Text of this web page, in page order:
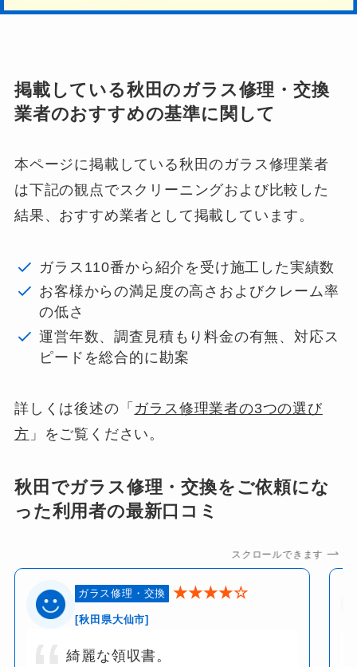
掲載している秋田のガラス修理・交換
業者のおすすめの基準に関して
本ページに掲載している秋田のガラス修理業者
は下記の観点でスクリーニングおよび比較した
結果、おすすめ業者として掲載しています。
ガラス110番から紹介を受け施工した実績数
お客様からの満足度の高さおよびクレーム率
の低さ
運営年数、調査見積もり料金の有無、対応ス
ピードを総合的に勘案
詳しくは後述の「 ガラス修理業者の3つの選び
方 」をご覧ください。
秋田でガラス修理・交換をご依頼にな
った利用者の最新口コミ
スクロールできます
ガラス修理・交換 ★★★★☆
[秋田県大仙市]
綺麗な領収書。